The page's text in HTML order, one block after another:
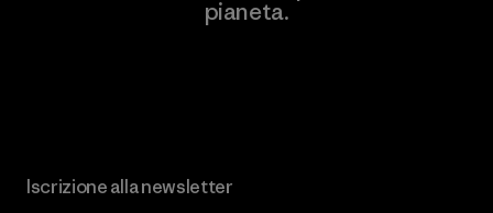
pianeta.
Iscrizione alla newsletter